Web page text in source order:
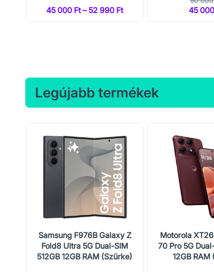
45 000 Ft – 52 990 Ft 45
Legújabb termékek
Samsung F976B Galaxy Z
Fold8 Ultra 5G Dual-SIM
512GB 12GB RAM (Szürke)
Motorola
70 Pro 5G
12GB RAM